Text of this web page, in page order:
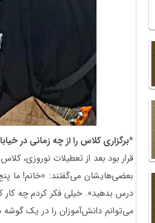
*برگزاری کلاس را از چه زمانی در
قرار بود بعد از تعطیلات نوروزی،
بعضی‌هایشان می‌گفتند: «خانم! ما
درس بدهید». خیلی فکر کردم چه کار
می‌توانم دانش‌آموزان را در یک گوشه